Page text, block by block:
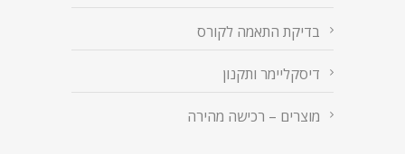
בדיקת התאמה לקורס
דיסקליימר ותקנון
מוצרים – רכישה מהירה